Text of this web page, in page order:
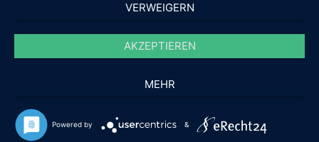
VERWEIGERN
AKZEPTIEREN
MEHR
Powered by &